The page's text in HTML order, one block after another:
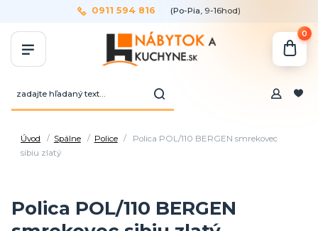
0911 594 816 (Po-Pia, 9-16hod)
0
Úvod Spálne Police
Polica POL/110 BERGEN smrekovec
sibiu zlatý
Polica POL/110 BERGEN